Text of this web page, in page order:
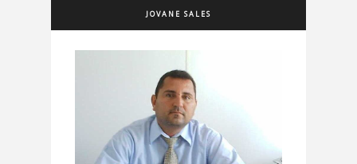
JOVANE SALES